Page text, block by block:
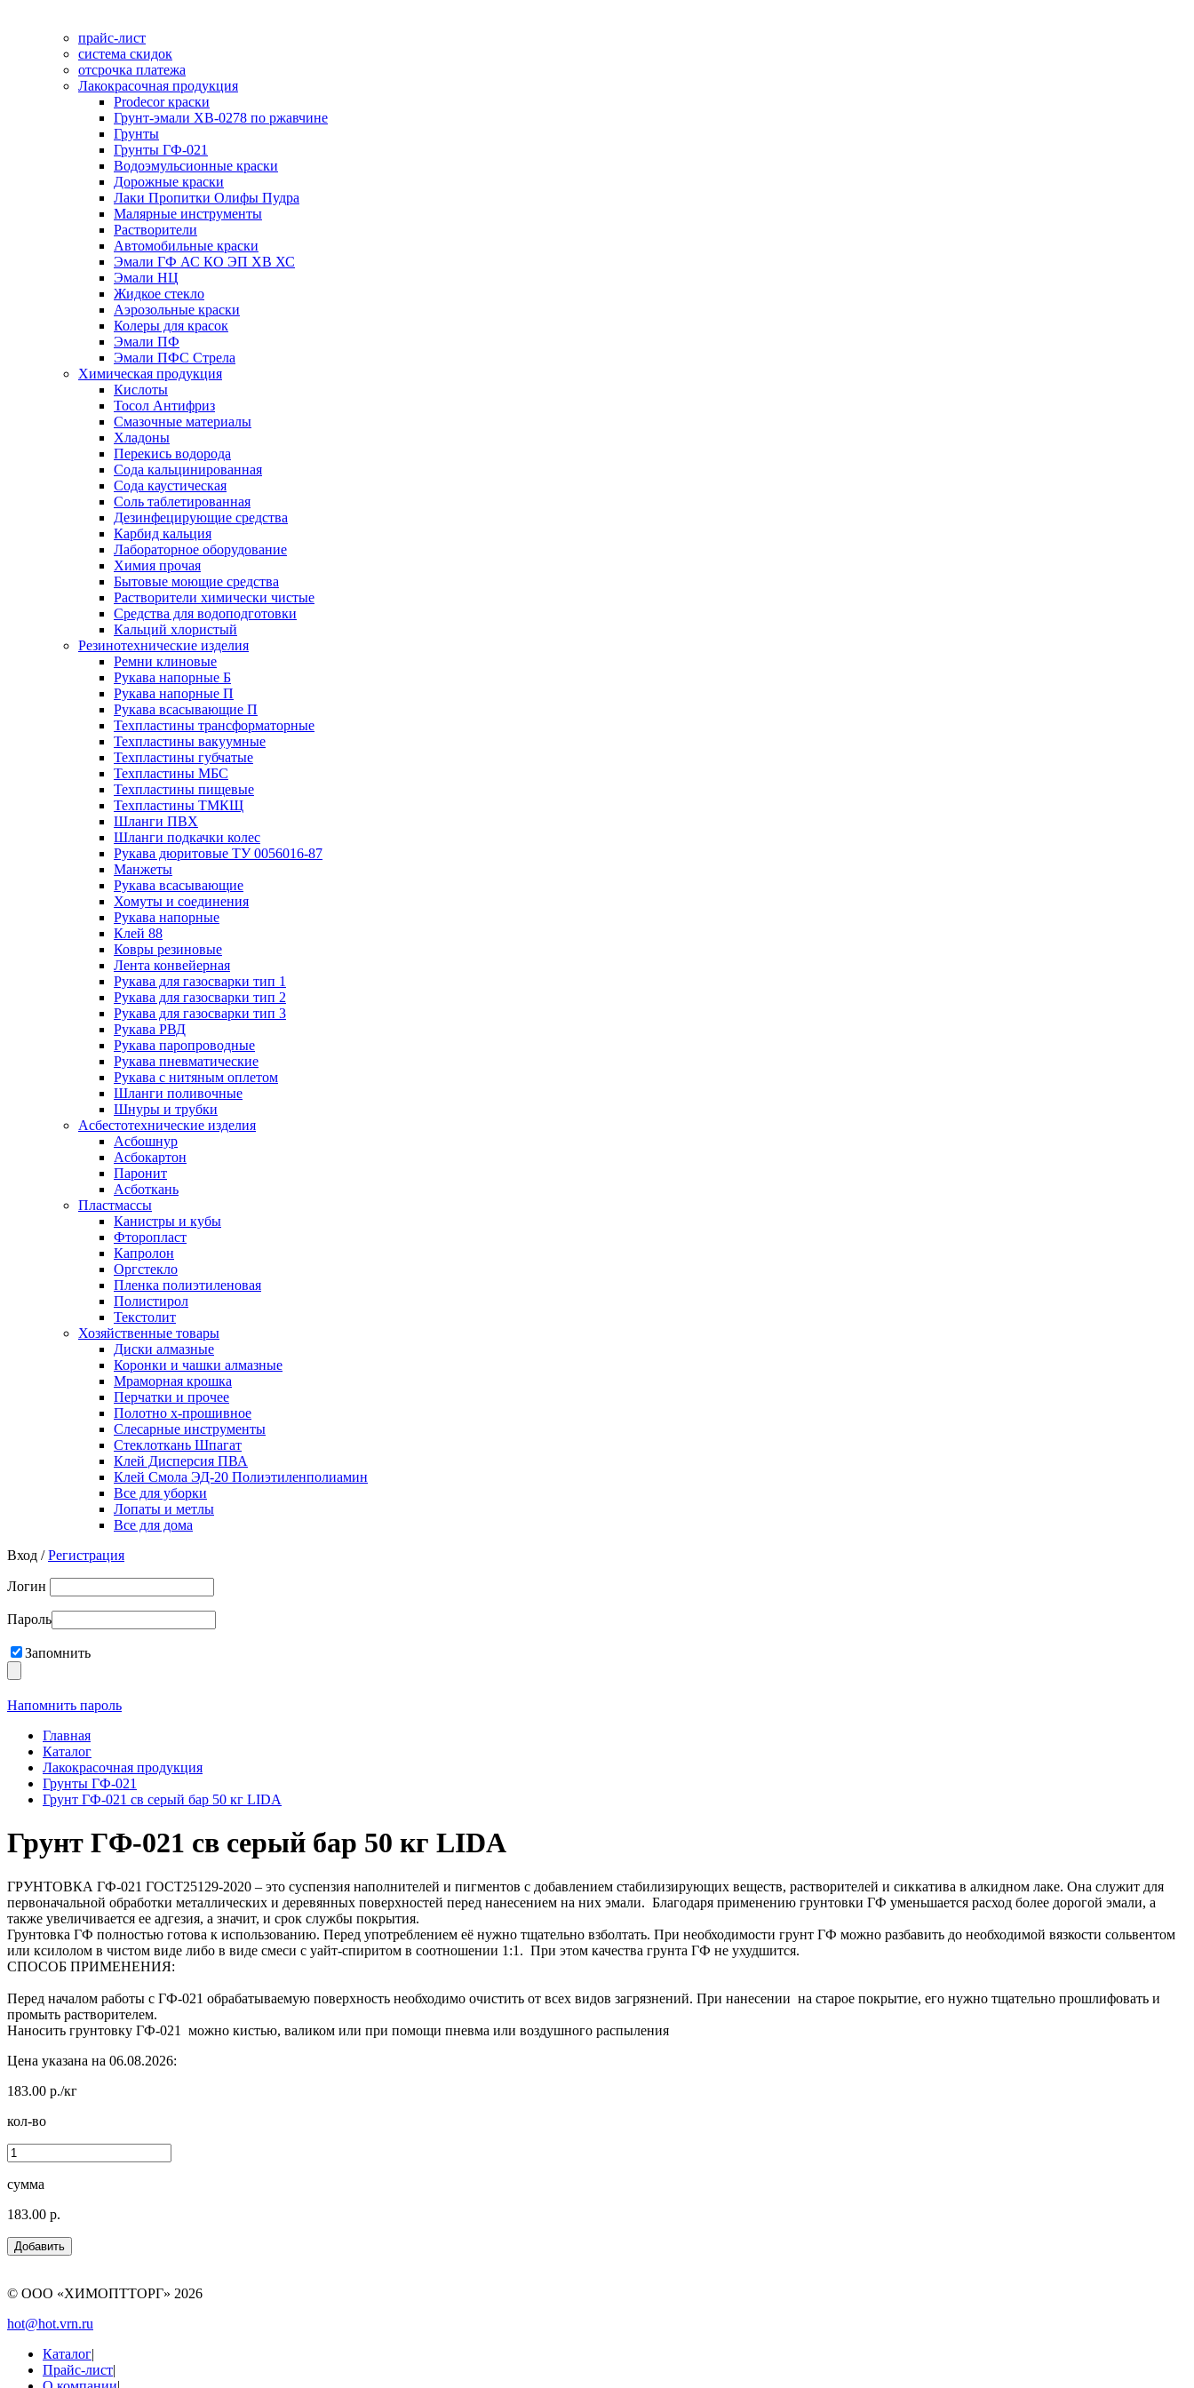
прайс-лист
система скидок
отсрочка платежа
Лакокрасочная продукция
Prodecor краски
Грунт-эмали ХВ-0278 по ржавчине
Грунты
Грунты ГФ-021
Водоэмульсионные краски
Дорожные краски
Лаки Пропитки Олифы Пудра
Малярные инструменты
Растворители
Автомобильные краски
Эмали ГФ АС КО ЭП ХВ ХС
Эмали НЦ
Жидкое стекло
Аэрозольные краски
Колеры для красок
Эмали ПФ
Эмали ПФС Стрела
Химическая продукция
Кислоты
Тосол Антифриз
Смазочные материалы
Хладоны
Перекись водорода
Сода кальцинированная
Сода каустическая
Соль таблетированная
Дезинфецирующие средства
Карбид кальция
Лабораторное оборудование
Химия прочая
Бытовые моющие средства
Растворители химически чистые
Средства для водоподготовки
Кальций хлористый
Резинотехнические изделия
Ремни клиновые
Рукава напорные Б
Рукава напорные П
Рукава всасывающие П
Техпластины трансформаторные
Техпластины вакуумные
Техпластины губчатые
Техпластины МБС
Техпластины пищевые
Техпластины ТМКЩ
Шланги ПВХ
Шланги подкачки колес
Рукава дюритовые ТУ 0056016-87
Манжеты
Рукава всасывающие
Хомуты и соединения
Рукава напорные
Клей 88
Ковры резиновые
Лента конвейерная
Рукава для газосварки тип 1
Рукава для газосварки тип 2
Рукава для газосварки тип 3
Рукава РВД
Рукава паропроводные
Рукава пневматические
Рукава с нитяным оплетом
Шланги поливочные
Шнуры и трубки
Асбестотехнические изделия
Асбошнур
Асбокартон
Паронит
Асботкань
Пластмассы
Канистры и кубы
Фторопласт
Капролон
Оргстекло
Пленка полиэтиленовая
Полистирол
Текстолит
Хозяйственные товары
Диски алмазные
Коронки и чашки алмазные
Мраморная крошка
Перчатки и прочее
Полотно х-прошивное
Слесарные инструменты
Стеклоткань Шпагат
Клей Дисперсия ПВА
Клей Смола ЭД-20 Полиэтиленполиамин
Все для уборки
Лопаты и метлы
Все для дома
Вход /Регистрация
Логин
Пароль
Запомнить
Напомнить пароль
Главная
Каталог
Лакокрасочная продукция
Грунты ГФ-021
Грунт ГФ-021 св серый бар 50 кг LIDA
Грунт ГФ-021 св серый бар 50 кг LIDA
ГРУНТОВКА ГФ-021 ГОСТ25129-2020 – это суспензия наполнителей и пигментов с добавлением стабилизирующих веществ, растворителей и сиккатива в алкидном лаке. Она служит для
первоначальной обработки металлических и деревянных поверхностей перед нанесением на них эмали. Благодаря применению грунтовки ГФ уменьшается расход более дорогой эмали, а
также увеличивается ее адгезия, а значит, и срок службы покрытия.
Грунтовка ГФ полностью готова к использованию. Перед употреблением её нужно тщательно взболтать. При необходимости грунт ГФ можно разбавить до необходимой вязкости сольвентом
или ксилолом в чистом виде либо в виде смеси с уайт-спиритом в соотношении 1:1. При этом качества грунта ГФ не ухудшится.
СПОСОБ ПРИМЕНЕНИЯ:
Перед началом работы с ГФ-021 обрабатываемую поверхность необходимо очистить от всех видов загрязнений. При нанесении на старое покрытие, его нужно тщательно прошлифовать и
промыть растворителем.
Наносить грунтовку ГФ-021 можно кистью, валиком или при помощи пневма или воздушного распыления
Цена указана на 06.08.2026:
183.00 р./кг
кол-во
сумма
183.00 р.
© ООО «ХИМОПТТОРГ» 2026
hot@hot.vrn.ru
Каталог|
Прайс-лист|